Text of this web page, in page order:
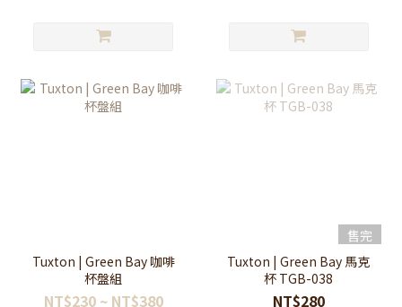
Tuxton | Green Bay 咖啡
杯盤組
NT$230 ~ NT$380
售完
Tuxton | Green Bay 馬克
杯 TGB-038
NT$280